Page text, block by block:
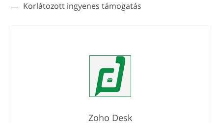
Korlátozott ingyenes támogatás
Zoho Desk